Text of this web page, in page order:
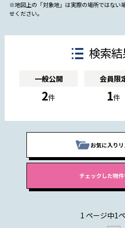
※地図上の「対象地」は実際の場所ではない
せください。
検索
一般公開
2件
会員限
1件
お気に入り
1 ページ中1